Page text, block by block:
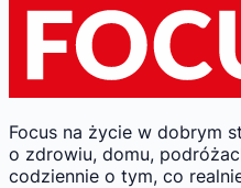
Focus na życie w dobrym
o zdrowiu, domu,
codziennie o tym, co